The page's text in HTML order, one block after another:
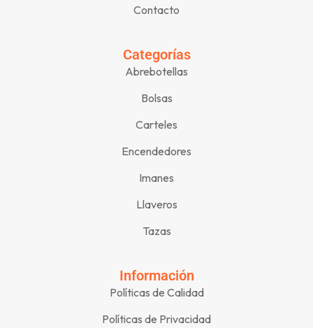
Contacto
Categorías
Abrebotellas
Bolsas
Carteles
Encendedores
Imanes
Llaveros
Tazas
Información
Políticas de Calidad
Políticas de Privacidad